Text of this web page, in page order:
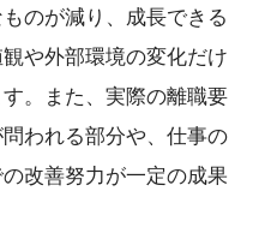
のが減り、成長できる
や外部環境の変化だけ
。また、実際の離職要
われる部分や、仕事の
改善努力が一定の成果